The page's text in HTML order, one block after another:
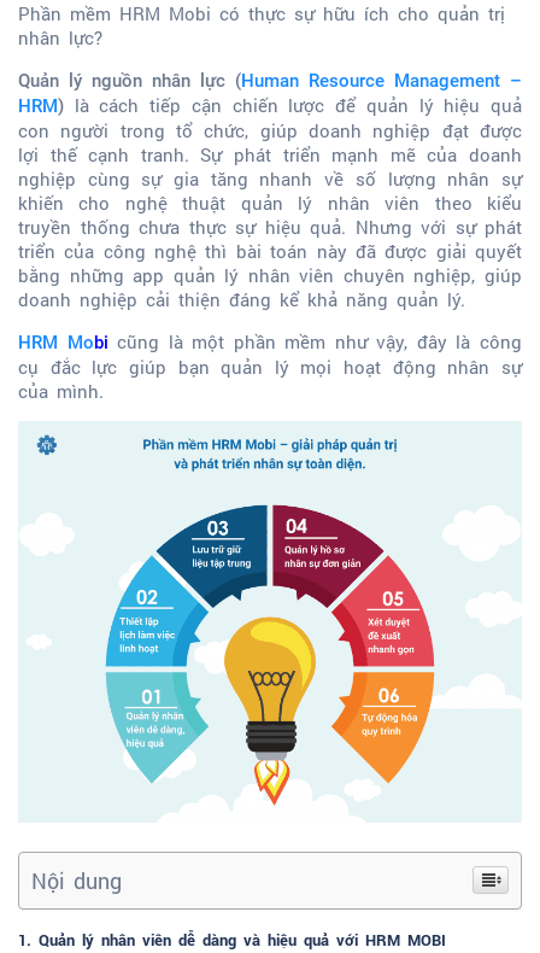
Phần mềm HRM Mobi có thực sự hữu ích cho quản trị
nhân lực?
Quản lý nguồn nhân lực (Human Resource Management –
HRM) là cách tiếp cận chiến lược để quản lý hiệu quả
con người trong tổ chức, giúp doanh nghiệp đạt được
lợi thế cạnh tranh. Sự phát triển mạnh mẽ của doanh
nghiệp cùng sự gia tăng nhanh về số lượng nhân sự
khiến cho nghệ thuật quản lý nhân viên theo kiểu
truyền thống chưa thực sự hiệu quả. Nhưng với sự phát
triển của công nghệ thì bài toán này đã được giải quyết
bằng những app quản lý nhân viên chuyên nghiệp, giúp
doanh nghiệp cải thiện đáng kể khả năng quản lý.
HRM Mobi cũng là một phần mềm như vậy, đây là công
cụ đắc lực giúp bạn quản lý mọi hoạt động nhân sự
của mình.
Nội dung
1. Quản lý nhân viên dễ dàng và hiệu quả với HRM MOBI